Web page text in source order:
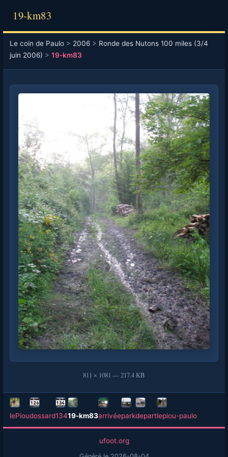
19-km83
Le coin de Paulo> 2006> Ronde des Nutons 100 miles (3/4
juin 2006) > 19-km83
811 × 1081 — 217.4 KB
lePioudossard13419-km83arrivéeparkdepartlepiou-paulo
ufoot.org